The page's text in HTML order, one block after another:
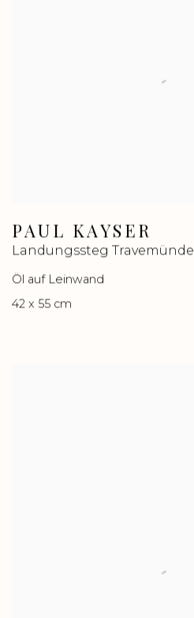
PAUL KAYSER
Landungssteg Travemünde
Öl auf Leinwand
42 x 55 cm